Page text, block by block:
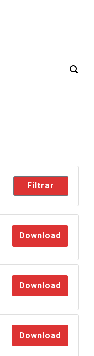
Filtrar
Download
Download
Download